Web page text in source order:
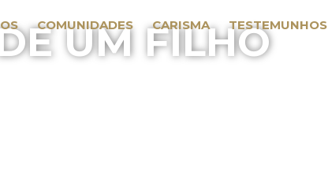
COMUNIDADES CARISMA TESTEMUNHOS
UM FILHO